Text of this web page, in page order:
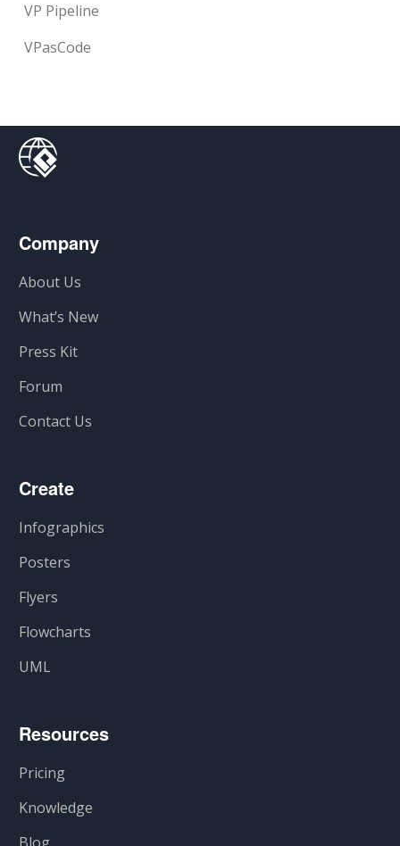
VP Pipeline
VPasCode
Company
About Us
What’s New
Press Kit
Forum
Contact Us
Create
Infographics
Posters
Flyers
Flowcharts
UML
Resources
Pricing
Knowledge